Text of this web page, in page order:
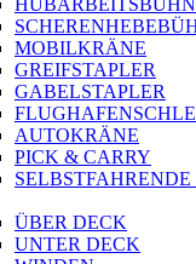
MOBILKRÄNE
GREIFSTAPLER
GABELSTAPLER
AUTOKRÄNE
PICK & CARRY
ÜBER DECK
UNTER DECK